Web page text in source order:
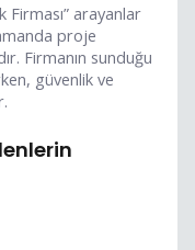
Firması” arayanlar
proje
Firmanın sunduğu
güvenlik ve